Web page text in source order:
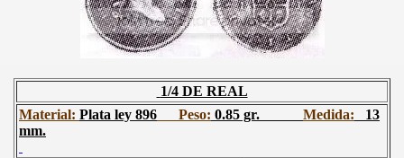
1/4 DE REAL
Material: Plata ley 896 Peso: 0.85 gr. Medida:
13
mm.